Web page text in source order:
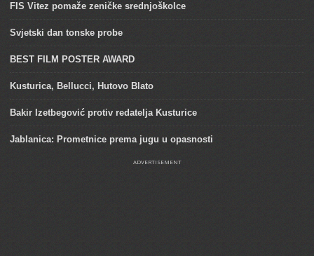
FIS Vitez pomaže zeničke srednjoškolce
Svjetski dan tonske probe
BEST FILM POSTER AWARD
Kusturica, Bellucci, Hutovo Blato
Bakir Izetbegović protiv redatelja Kusturice
Jablanica: Prometnice prema jugu u opasnosti
ADVERTISEMENT